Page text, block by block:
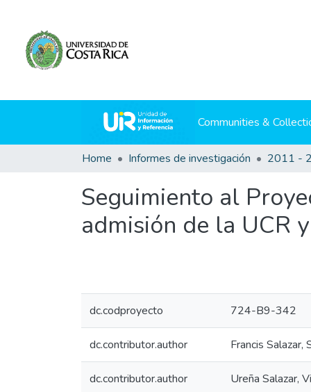
Communities &
Home Informes de investigación 2011 -
Seguimiento al
admisión de la UCR
dc.codproyecto 724-B9-342
dc.contributor.author Francis Salazar,
dc.contributor.author Ureña Salazar,